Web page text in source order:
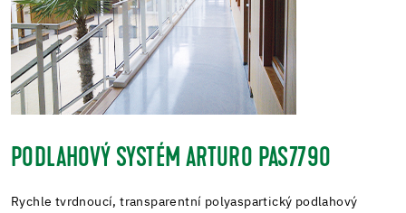
PODLAHOVÝ SYSTÉM ARTURO PAS7790
Rychle tvrdnoucí, transparentní polyaspartický podlahový